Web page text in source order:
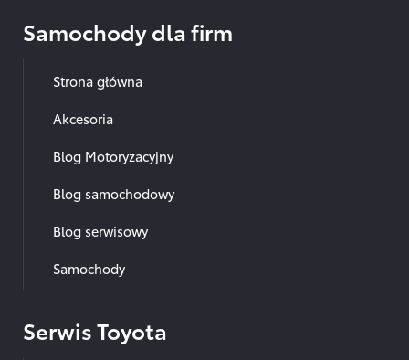
Samochody dla firm
Strona główna
Akcesoria
Blog Motoryzacyjny
Blog samochodowy
Blog serwisowy
Samochody
Serwis Toyota